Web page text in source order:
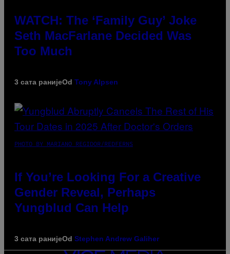
WATCH: The ‘Family Guy’ Joke
Seth MacFarlane Decided Was
Too Much
3 сата ранијеOd Tony Alpsen
PHOTO BY MARIANO REGIDOR/REDFERNS
If You’re Looking For a Creative
Gender Reveal, Perhaps
Yungblud Can Help
3 сата ранијеOd Stephen Andrew Galiher